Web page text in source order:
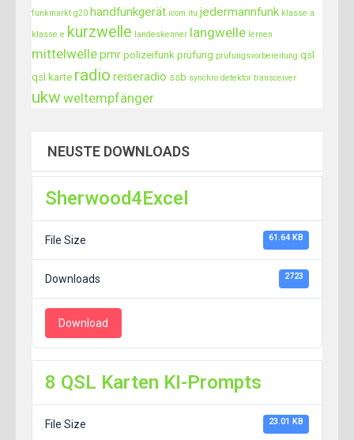
funkmarkt g20 handfunkgerät icom itu jedermannfunk klasse a
klasse e kurzwelle landeskenner langwelle lernen
mittelwellepmr polizeifunk prüfung prüfungsvorbereitung qsl
qsl karte radio reiseradio ssb synchro detektor transceiver
ukw weltempfänger
NEUSTE DOWNLOADS
Sherwood4Excel
File Size 61.64 KB
Downloads 2723
Download
8 QSL Karten KI-Prompts
File Size 23.01 KB